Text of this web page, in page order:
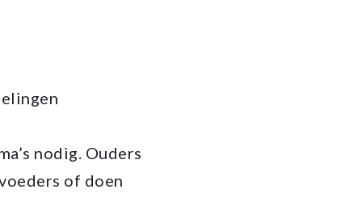
nodig. Ouders
of doen